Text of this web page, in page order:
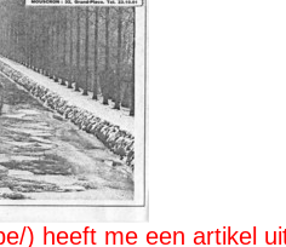
) heeft me een artikel